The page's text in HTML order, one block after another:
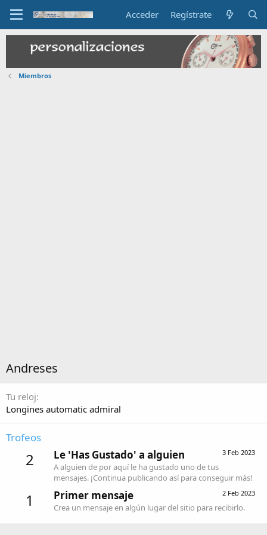
Acceder Regístrate
Miembros
Andreses
Tu reloj
Longines automatic admiral
Trofeos
2 3 Feb 2023
Le 'Has Gustado' a alguien
A alguien de por aquí le ha gustado uno de tus
mensajes. ¡Continua publicando así para conseguir más!
1 2 Feb 2023
Primer mensaje
Crea un mensaje en algún lugar del sitio para recibirlo.